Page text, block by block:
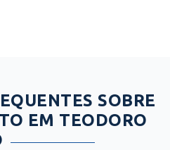
SOBRE
EM TEODORO